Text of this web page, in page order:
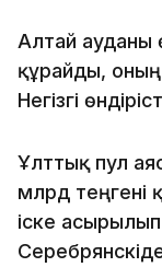
Алтай ауданы
құрайды,
Негізгі
Ұлттық пул
млрд теңгені
іске